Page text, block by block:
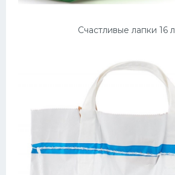
Счастливые лапки 16 л